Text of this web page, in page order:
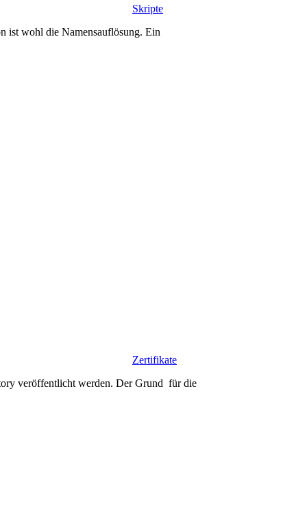
Skripte
ist wohl die Namensauflösung. Ein
Zertifikate
veröffentlicht werden. Der Grund für die